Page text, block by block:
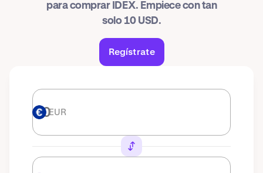
para comprar IDEX. Empiece con tan
solo 10 USD.
Regístrate
EUR EUR